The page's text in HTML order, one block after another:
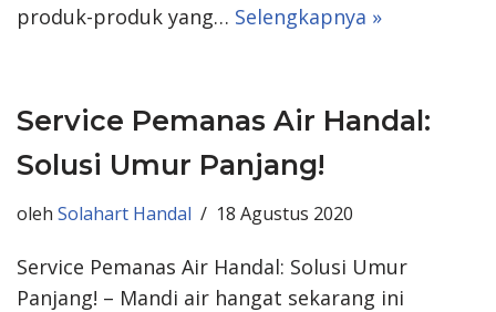
produk-produk yang… Selengkapnya »
Service Pemanas Air Handal:
Solusi Umur Panjang!
oleh Solahart Handal 18 Agustus 2020
Service Pemanas Air Handal: Solusi Umur
Panjang! – Mandi air hangat sekarang ini